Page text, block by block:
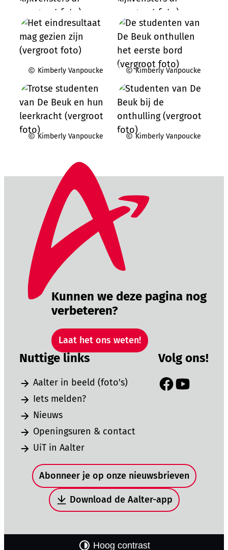
Kimberly Vanpoucke Kimberly Vanpoucke
Kimberly Vanpoucke Kimberly Vanpoucke
Kunnen we deze pagina nog
verbeteren?
Laat het ons weten!
Nuttige links
Aalter in beeld (foto's)
Iets melden?
Nieuws
Openingsuren & contact
UiT in Aalter
Volg ons!
Facebook
YouTube
Snel naar
Abonneer je op onze nieuwsbrieven
Download de Aalter-app
Hoog contrast